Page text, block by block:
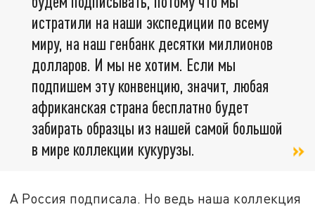
истратили на наши экспедиции по всему
миру, на наш генбанк десятки миллионов
долларов. И мы не хотим. Если мы
подпишем эту конвенцию, значит, любая
африканская страна бесплатно будет
забирать образцы из нашей самой большой
в мире коллекции кукурузы.
А Россия подписала. Но ведь наша коллекция